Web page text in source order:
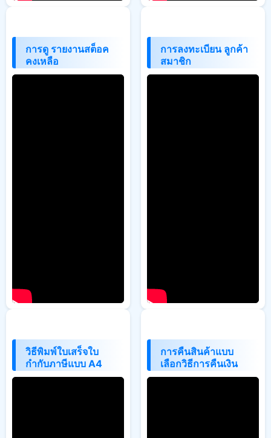
การดู รายงานสต็อค
คงเหลือ
การลงทะเบียน ลูกค้า
สมาชิก
วิธีพิมพ์ใบเสร็จใบ
กำกับภาษีแบบ A4
การคืนสินค้าแบบ
เลือกวิธีการคืนเงิน